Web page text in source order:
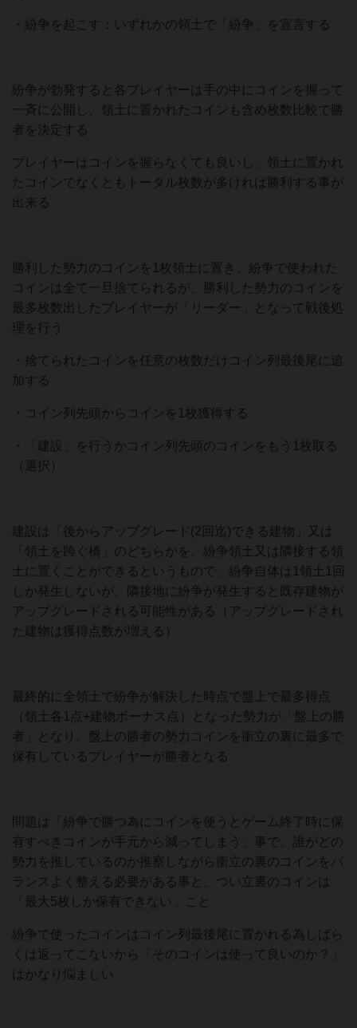
・紛争を起こす：いずれかの領土で「紛争」を宣言する
紛争が勃発すると各プレイヤーは手の中にコインを握って
一斉に公開し、領土に置かれたコインも含め枚数比較で勝
者を決定する
プレイヤーはコインを握らなくても良いし、領土に置かれ
たコインでなくともトータル枚数が多ければ勝利する事が
出来る
勝利した勢力のコインを1枚領土に置き、紛争で使われた
コインは全て一旦捨てられるが、勝利した勢力のコインを
最多枚数出したプレイヤーが「リーダー」となって戦後処
理を行う
・捨てられたコインを任意の枚数だけコイン列最後尾に追
加する
・コイン列先頭からコインを1枚獲得する
・「建設」を行うかコイン列先頭のコインをもう1枚取る
（選択）
建設は「後からアップグレード(2回迄)できる建物」又は
「領土を跨ぐ橋」のどちらかを、紛争領土又は隣接する領
土に置くことができるというもので、紛争自体は1領土1回
しか発生しないが、隣接地に紛争が発生すると既存建物が
アップグレードされる可能性がある（アップグレードされ
た建物は獲得点数が増える）
最終的に全領土で紛争が解決した時点で盤上で最多得点
（領土各1点+建物ボーナス点）となった勢力が「盤上の勝
者」となり、盤上の勝者の勢力コインを衝立の裏に最多で
保有しているプレイヤーが勝者となる
問題は「紛争で勝つ為にコインを使うとゲーム終了時に保
有すべきコインが手元から減ってしまう」事で、誰がどの
勢力を推しているのか推察しながら衝立の裏のコインをバ
ランスよく整える必要がある事と、つい立裏のコインは
「最大5枚しか保有できない」こと
紛争で使ったコインはコイン列最後尾に置かれる為しばら
くは返ってこないから「そのコインは使って良いのか？」
はかなり悩ましい